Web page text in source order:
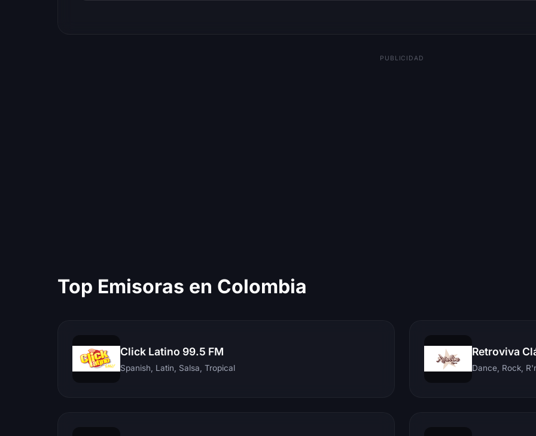
PUBLICIDAD
Top Emisoras en Colombia
Click Latino 99.5 FM
Spanish, Latin, Salsa, Tropical
Retroviva
Dance, Rock,